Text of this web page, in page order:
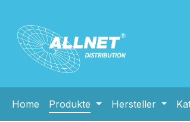
Home Produkte Hersteller